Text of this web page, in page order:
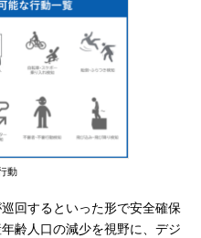
動
回するといった形で安全確保
齢人口の減少を視野に、デジ